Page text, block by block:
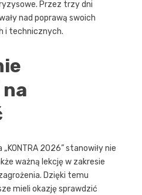
Przez trzy dni
nad poprawą swoich
i technicznych.
2026” stanowiły nie
ważną lekcję w zakresie
Dzięki temu
mieli okazję sprawdzić